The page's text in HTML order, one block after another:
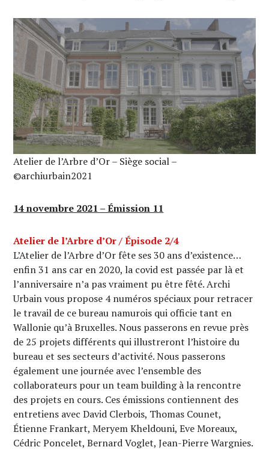
Atelier de l’Arbre d’Or – Siège social –
©archiurbain2021
14 novembre 2021 – Émission 11
Atelier de l’Arbre d’Or / Épisode 2/4
L’Atelier de l’Arbre d’Or fête ses 30 ans d’existence…
enfin 31 ans car en 2020, la covid est passée par là et
l’anniversaire n’a pas vraiment pu être fêté. Archi
Urbain vous propose 4 numéros spéciaux pour retracer
le travail de ce bureau namurois qui officie tant en
Wallonie qu’à Bruxelles. Nous passerons en revue près
de 25 projets différents qui illustreront l’histoire du
bureau et ses secteurs d’activité. Nous passerons
également une journée avec l’ensemble des
collaborateurs pour un team building à la rencontre
des projets en cours. Ces émissions contiennent des
entretiens avec David Clerbois, Thomas Counet,
Étienne Frankart, Meryem Kheldouni, Eve Moreaux,
Cédric Poncelet, Bernard Voglet, Jean-Pierre Wargnies.